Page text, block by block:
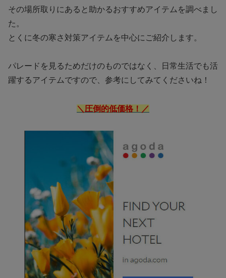
その場所取りにあると助かるおすすめアイテムを調べまし
た。
とくに冬の寒さ対策アイテムを中心にご紹介します。
パレードを見るためだけのものではなく、日常生活でも活
躍するアイテムですので、参考にしてみてくださいね！
＼圧倒的低価格！／